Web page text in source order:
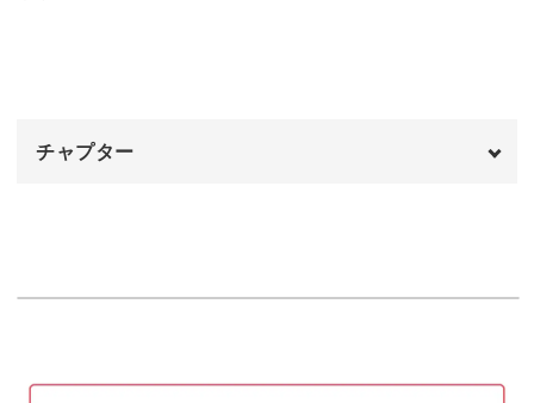
チャプター